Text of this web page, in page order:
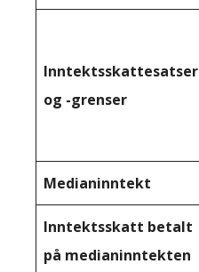
Inntektsskattesatser
og -grenser
Medianinntekt
Inntektsskatt betalt
på medianinntekten